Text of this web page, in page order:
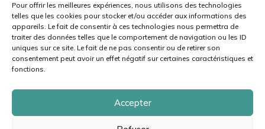
Pour offrir les meilleures expériences, nous utilisons des technologies
telles que les cookies pour stocker et/ou accéder aux informations des
appareils. Le fait de consentir à ces technologies nous permettra de
traiter des données telles que le comportement de navigation ou les ID
uniques sur ce site. Le fait de ne pas consentir ou de retirer son
consentement peut avoir un effet négatif sur certaines caractéristiques et
fonctions.
Accepter
Immersion
Accompagnement artistique
Production créative
Danseuses et danseurs
Musiciennes et musiciens
Créatrices et créateurs